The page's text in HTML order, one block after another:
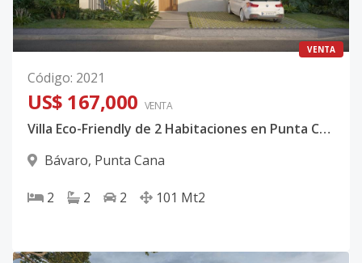
VENTA
Código: 2021
US$ 167,000 VENTA
Villa Eco-Friendly de 2 Habitaciones en Punta Cana 🌴
Bávaro, Punta Cana
2 2 2 101 Mt2